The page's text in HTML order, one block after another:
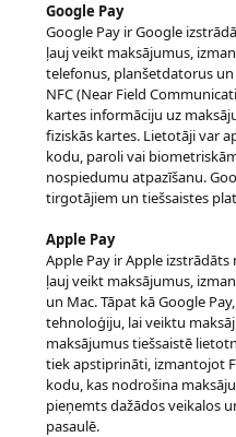
Google Pay
Google Pay ir Google
ļauj veikt maksājumus,
telefonus, planšetdatorus
NFC (Near Field
kartes informāciju uz
fiziskās kartes. Lietotāji var
kodu, paroli vai
nospiedumu atpazīšanu.
tirgotājiem un tiešsaistes
Apple Pay
Apple Pay ir Apple
ļauj veikt maksājumus,
un Mac. Tāpat kā Google
tehnoloģiju, lai veiktu
maksājumus tiešsaistē
tiek apstiprināti, izmantojot
kodu, kas nodrošina
pieņemts dažādos veikalos
pasaulē.